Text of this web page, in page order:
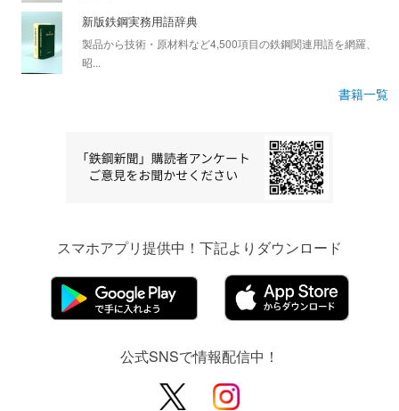
新版鉄鋼実務用語辞典
製品から技術・原材料など4,500項目の鉄鋼関連用語を網羅、
昭...
書籍一覧
スマホアプリ提供中！下記よりダウンロード
公式SNSで情報配信中！